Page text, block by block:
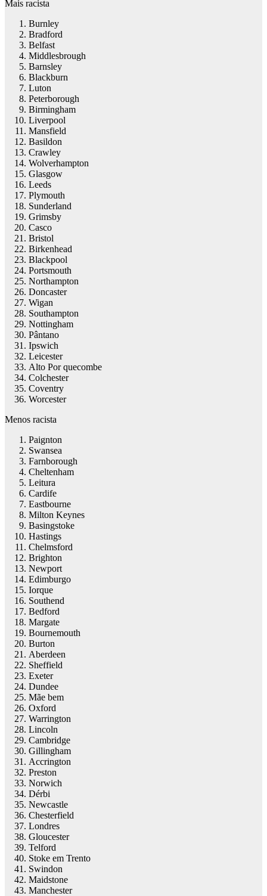
Mais racista
Burnley
Bradford
Belfast
Middlesbrough
Barnsley
Blackburn
Luton
Peterborough
Birmingham
Liverpool
Mansfield
Basildon
Crawley
Wolverhampton
Glasgow
Leeds
Plymouth
Sunderland
Grimsby
Casco
Bristol
Birkenhead
Blackpool
Portsmouth
Northampton
Doncaster
Wigan
Southampton
Nottingham
Pântano
Ipswich
Leicester
Alto Por quecombe
Colchester
Coventry
Worcester
Menos racista
Paignton
Swansea
Farnborough
Cheltenham
Leitura
Cardife
Eastbourne
Milton Keynes
Basingstoke
Hastings
Chelmsford
Brighton
Newport
Edimburgo
Iorque
Southend
Bedford
Margate
Bournemouth
Burton
Aberdeen
Sheffield
Exeter
Dundee
Mãe bem
Oxford
Warrington
Lincoln
Cambridge
Gillingham
Accrington
Preston
Norwich
Dérbi
Newcastle
Chesterfield
Londres
Gloucester
Telford
Stoke em Trento
Swindon
Maidstone
Manchester